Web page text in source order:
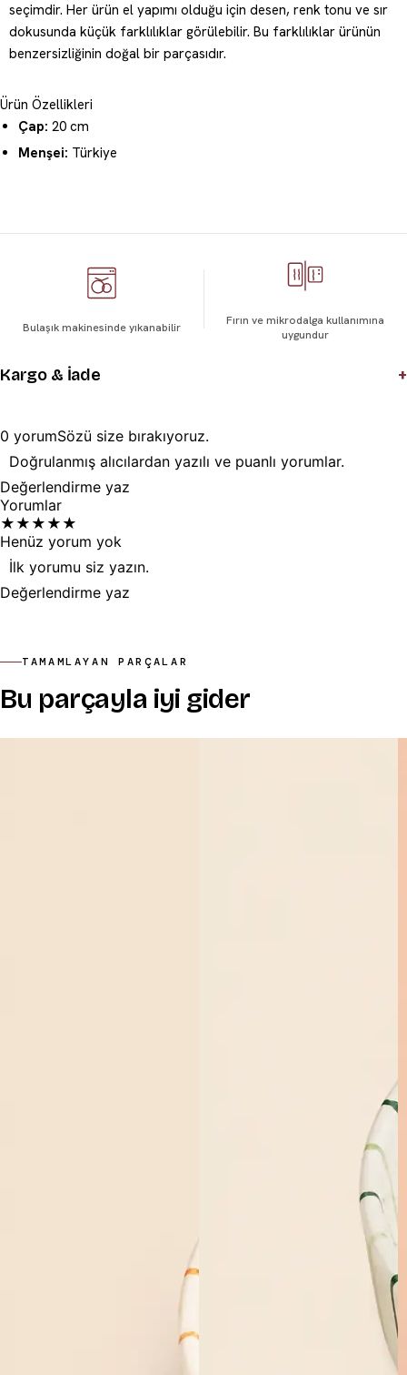
seçimdir. Her ürün el yapımı olduğu için desen, renk tonu ve sır
dokusunda küçük farklılıklar görülebilir. Bu farklılıklar ürünün
benzersizliğinin doğal bir parçasıdır.
Ürün Özellikleri
Çap: 20 cm
Menşei: Türkiye
Bulaşık makinesinde yıkanabilir
Fırın ve mikrodalga kullanımına
uygundur
Kargo & İade +
0 yorumSözü size bırakıyoruz.
Doğrulanmış alıcılardan yazılı ve puanlı yorumlar.
Değerlendirme yaz
Yorumlar
★ ★ ★ ★ ★
Henüz yorum yok
İlk yorumu siz yazın.
Değerlendirme yaz
TAMAMLAYAN PARÇALAR
Bu parçayla iyi gider